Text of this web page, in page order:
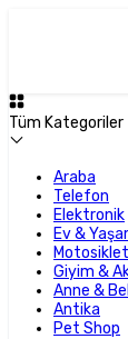
Tüm Kategoriler
Araba
Telefon
Elektronik
Ev &
Motosiklet
Giyim &
Anne &
Antika
Pet Shop